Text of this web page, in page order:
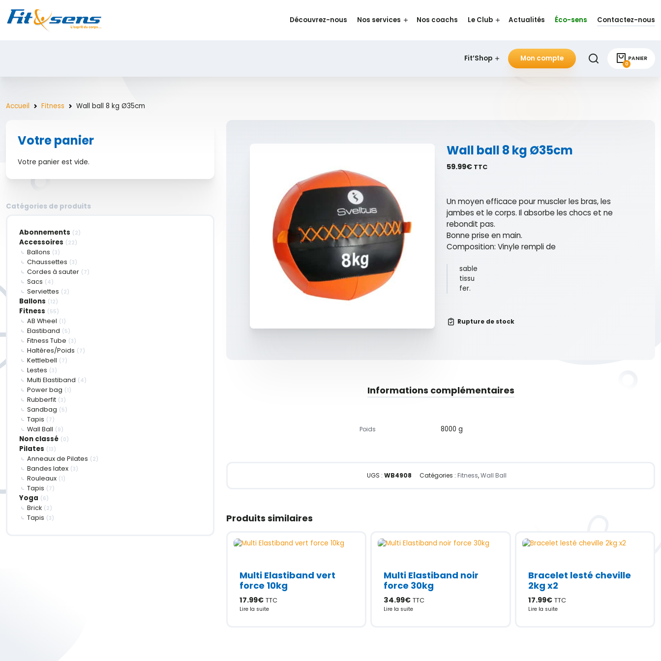
Découvrez-nous Nos services Nos coachs Le Club Actualités Éco-sens Contactez-nous
Fit’Shop Mon compte
0
PANIER
Accueil Fitness Wall ball 8 kg Ø35cm
Votre panier
Votre panier est vide.
Catégories de produits
Abonnements (2)
Accessoires (22)
Ballons (3)
Chaussettes (3)
Cordes à sauter (7)
Sacs (4)
Serviettes (2)
Ballons (12)
Fitness (55)
AB Wheel (1)
Elastiband (5)
Fitness Tube (3)
Haltères/Poids (7)
Kettlebell (7)
Lestes (3)
Multi Elastiband (4)
Power bag (1)
Rubberfit (3)
Sandbag (5)
Tapis (7)
Wall Ball (9)
Non classé (0)
Pilates (13)
Anneaux de Pilates (2)
Bandes latex (3)
Rouleaux (1)
Tapis (7)
Yoga (6)
Brick (2)
Tapis (3)
Wall ball 8 kg Ø35cm
59.99€ TTC
Un moyen efficace pour muscler les bras, les
jambes et le corps. Il absorbe les chocs et ne
rebondit pas.
Bonne prise en main.
Composition: Vinyle rempli de
sable
tissu
fer.
Rupture de stock
Informations complémentaires
Poids 8000 g
UGS : WB4908 Catégories : Fitness,Wall Ball
Produits similaires
Multi Elastiband vert
force 10kg
17.99€ TTC
Lire la suite
Multi Elastiband noir
force 30kg
34.99€ TTC
Lire la suite
Bracelet lesté cheville
2kg x2
17.99€ TTC
Lire la suite